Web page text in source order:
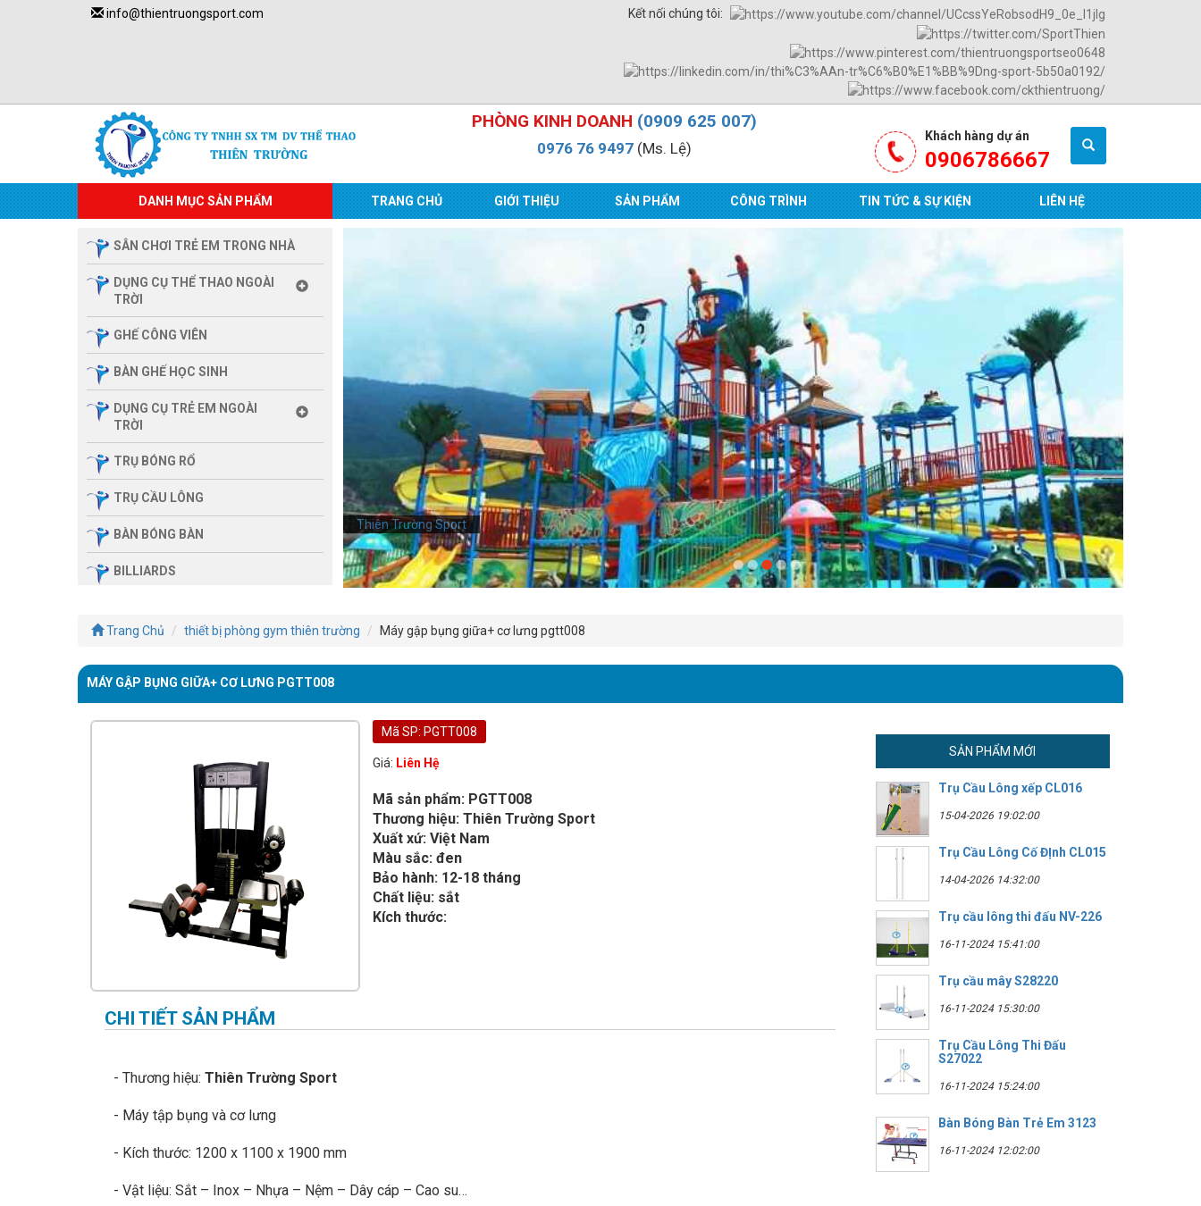
info@thientruongsport.com Kết nối chúng tôi:
PHÒNG KINH DOANH (0909 625 007)
0976 76 9497(Ms. Lệ)
Khách hàng dự án
0906786667
DANH MỤC SẢN PHẨM TRANG CHỦ GIỚI THIỆU SẢN PHẨM CÔNG TRÌNH TIN TỨC & SỰ KIỆN LIÊN HỆ
SÂN CHƠI TRẺ EM TRONG NHÀ
DỤNG CỤ THỂ THAO NGOÀI
TRỜI
GHẾ CÔNG VIÊN
BÀN GHẾ HỌC SINH
DỤNG CỤ TRẺ EM NGOÀI
TRỜI
TRỤ BÓNG RỔ
TRỤ CẦU LÔNG
BÀN BÓNG BÀN
BILLIARDS
ĐÌNH
THIẾT BỊ PHÒNG GYM
IMPULSE FITNESS
THIẾT BỊ PHÒNG GYM THIÊN
CỎ NHÂN TẠO
Thiên Trường Sport
Thiên Trường Sport
Trang Chủ thiết bị phòng gym thiên trường Máy gập bụng giữa+ cơ lưng pgtt008
MÁY GẬP BỤNG GIỮA+ CƠ LƯNG PGTT008
Mã SP: PGTT008
Giá: Liên Hệ
Mã sản phẩm: PGTT008
Thương hiệu: Thiên Trường Sport
Xuất xứ: Việt Nam
Màu sắc: đen
Bảo hành: 12-18 tháng
Chất liệu: sắt
Kích thước:
CHI TIẾT SẢN PHẨM
- Thương hiệu: Thiên Trường Sport
- Máy tập bụng và cơ lưng
- Kích thước: 1200 x 1100 x 1900 mm
- Vật liệu: Sắt – Inox – Nhựa – Nệm – Dây cáp – Cao su…
SẢN PHẨM MỚI
Trụ Cầu Lông xếp CL016
15-04-2026 19:02:00
Trụ Cầu Lông Cố ĐỊnh CL015
14-04-2026 14:32:00
Trụ cầu lông thi đấu NV-226
16-11-2024 15:41:00
Trụ cầu mây S28220
16-11-2024 15:30:00
Trụ Cầu Lông Thi Đấu
S27022
16-11-2024 15:24:00
Bàn Bóng Bàn Trẻ Em 3123
16-11-2024 12:02:00